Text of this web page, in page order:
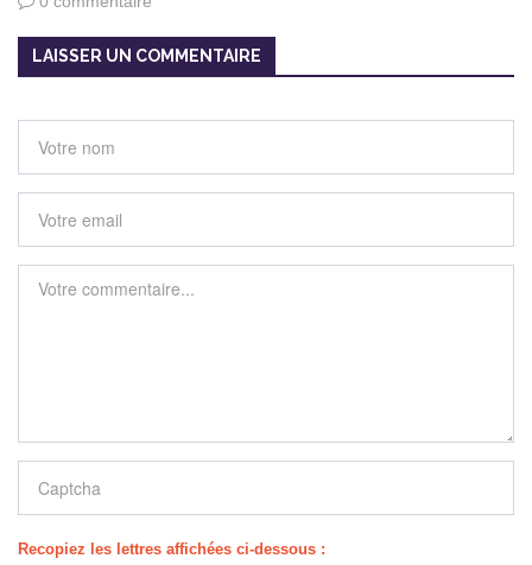
LAISSER UN COMMENTAIRE
Recopiez les lettres affichées ci-dessous :